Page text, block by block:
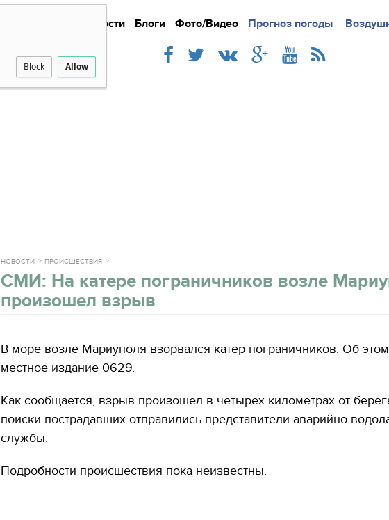
Block Allow
Новости Блоги Фото/Видео Прогноз погоды
Подробно Новости
НОВОСТИ ПРОИСШЕСТВИЯ
СМИ: На катере пограничников возле
произошел взрыв
В море возле Мариуполя взорвался катер пограничников. Об
местное издание 0629.
Как сообщается, взрыв произошел в четырех километрах от
поиски пострадавших отправились представители аварийно-
службы.
Подробности происшествия пока неизвестны.